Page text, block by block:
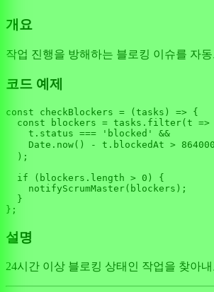
개요
작업 진행을 방해하는 블로킹 이슈를 자
코드 예제
const checkBlockers = ( tasks ) => {
const blockers = tasks. filter( t =>
    t.
status === 'blocked'
&&
Date . now() - t. blockedAt >
  );
if (blockers. length > 0 ) {
notifyScrumMaster(blockers);
  }
설명
24시간 이상 블로킹 상태인 작업을 찾아